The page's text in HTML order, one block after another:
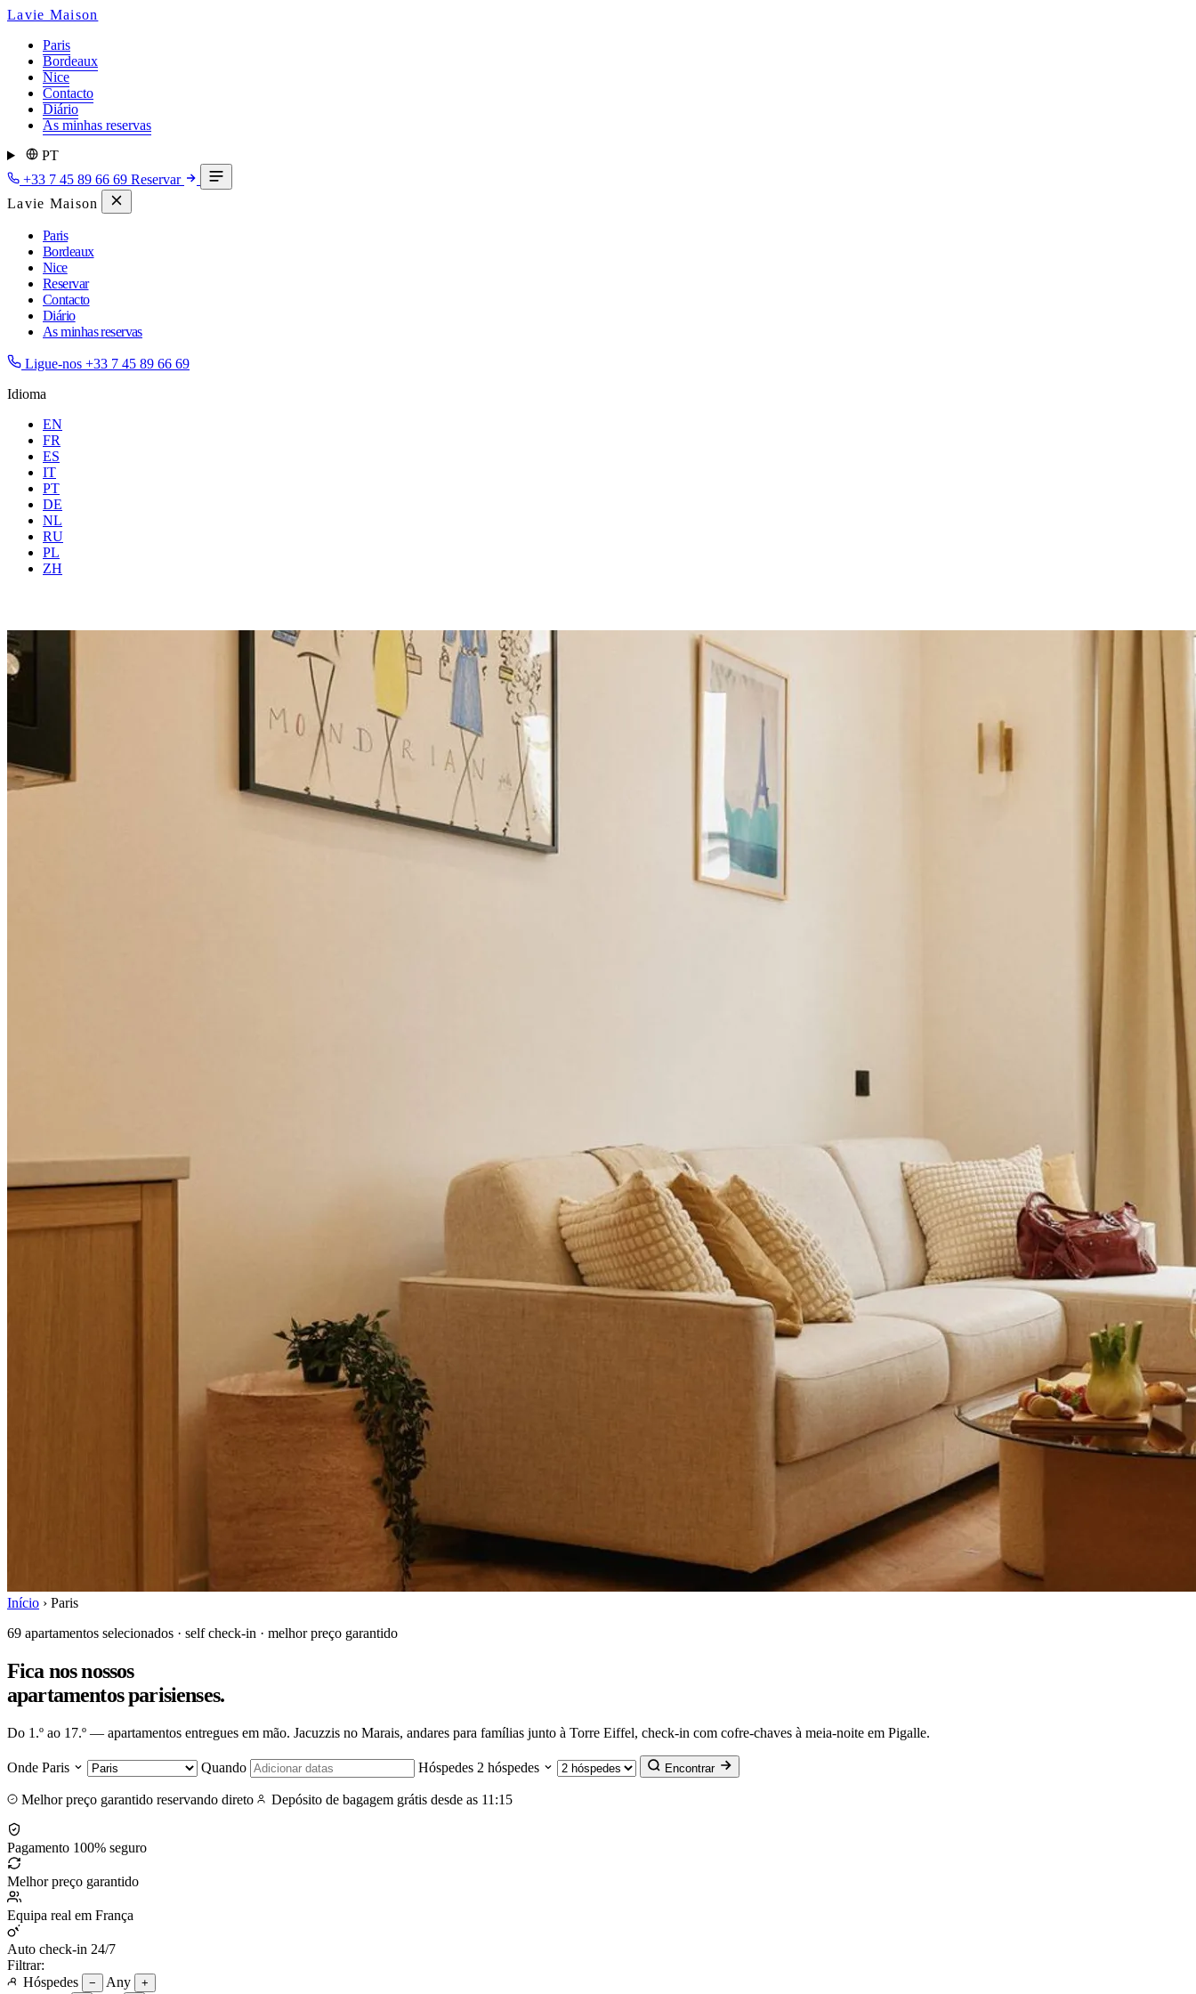
Lavie Maison
Paris
Bordeaux
Nice
Contacto
Diário
As minhas reservas
PT
+33 7 45 89 66 69 Reservar
Lavie Maison
Paris
Bordeaux
Nice
Reservar
Contacto
Diário
As minhas reservas
Ligue-nos +33 7 45 89 66 69
Idioma
EN
FR
ES
IT
PT
DE
NL
RU
PL
ZH
Onde Todas
Início › Paris
69 apartamentos selecionados · self check-in · melhor preço garantido
Fica nos nossos
apartamentos parisienses.
Do 1.º ao 17.º — apartamentos entregues em mão. Jacuzzis no Marais, andares para famílias junto à Torre Eiffel, check-in com cofre-chaves à meia-noite em Pigalle.
Onde Paris Quando Hóspedes 2 hóspedes Encontrar
Melhor preço garantido reservando direto Depósito de bagagem grátis desde as 11:15
Pagamento 100% seguro
Melhor preço garantido
Equipa real em França
Auto check-in 24/7
Filtrar:
Hóspedes
− Any +